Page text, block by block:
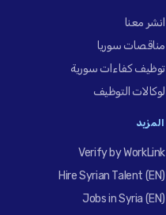
انشر معنا
مناقصات سوريا
توظيف كفاءات سورية
لوكالات التوظيف
المزيد
Verify by WorkLink
Hire Syrian Talent (EN)
Jobs in Syria (EN)